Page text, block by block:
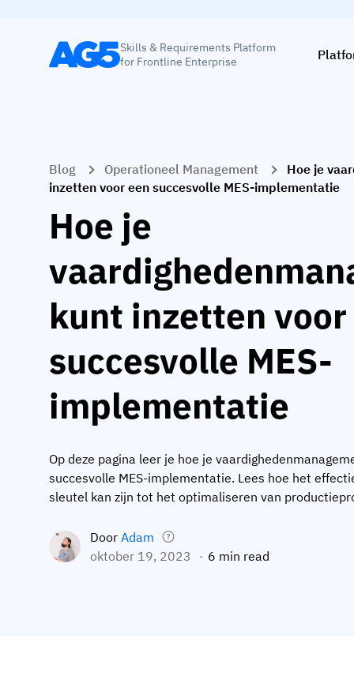
Skills & Requirements Platform
for Frontline Enterprise
Blog Operationeel Management
Hoe je
inzetten voor een succesvolle MES-implementatie
Hoe je
kunt inzetten voor
succesvolle MES-
implementatie
Op deze pagina leer je hoe je
succesvolle MES-implementatie. Lees hoe het
sleutel kan zijn tot het optimaliseren van
Door Adam
oktober 19, 2023
6 min read